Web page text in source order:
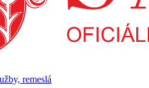
remeslá